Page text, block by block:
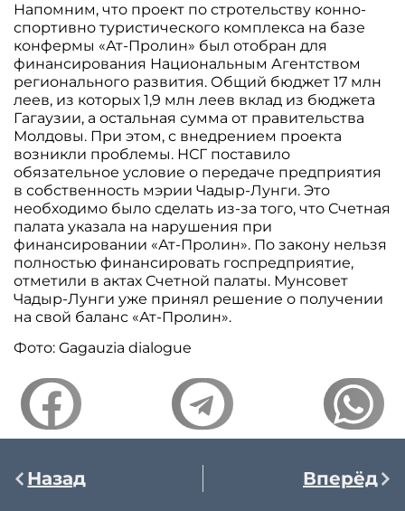
Напомним, что проект по стротельству конно-
спортивно туристического комплекса на базе
конфермы «Ат-Пролин» был отобран для
финансирования Национальным Агентством
регионального развития. Общий бюджет 17 млн
леев, из которых 1,9 млн леев вклад из бюджета
Гагаузии, а остальная сумма от правительства
Молдовы. При этом, с внедрением проекта
возникли проблемы. НСГ поставило
обязательное условие о передаче предприятия
в собственность мэрии Чадыр-Лунги. Это
необходимо было сделать из-за того, что Счетная
палата указала на нарушения при
финансировании «Ат-Пролин». По закону нельзя
полностью финансировать госпредприятие,
отметили в актах Счетной палаты. Мунсовет
Чадыр-Лунги уже принял решение о получении
на свой баланс «Ат-Пролин».
Фото: Gagauzia dialogue
Назад Вперёд